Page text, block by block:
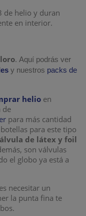
de helio y duran
en interior.
. Aquí podrás ver
y nuestros packs de
helio en
de
para más cantidad
para este tipo
de látex y foil
son válvulas
el globo ya está a
necesitar un
la punta fina te